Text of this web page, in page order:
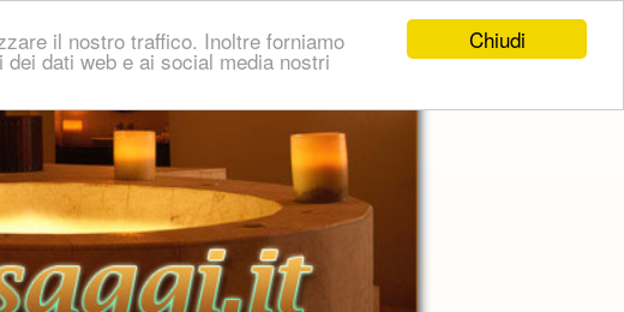
Chiudi
il nostro traffico. Inoltre forniamo
dati web e ai social media nostri